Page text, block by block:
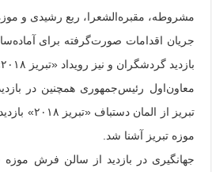
مشروطه، مقبره‌الشعرا، ربع رشیدی و
جریان اقدامات صورت‌گرفته برای
بازدید گردشگران و نیز رویداد «تبریز ۲۰۱۸» قرار گرفت.
معاون‌اول رئیس‌جمهوری همچنین در
تبریز از
موزه تبریز آشنا شد.
جهانگیری در بازدید از سالن فرش